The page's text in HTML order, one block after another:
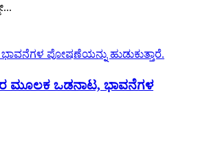
ಮೂಲಕ ಒಡನಾಟ, ಭಾವನೆಗಳ